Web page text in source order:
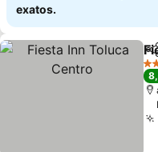
exatos.
4